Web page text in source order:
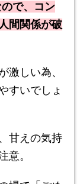
で、コン
間関係が破
激しい為、
すいでしょ
甘えの気持
意。